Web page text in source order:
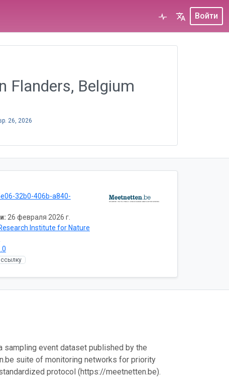
Войти
Flanders, Belgium
26, 2026
32b0-406b-a840-
26 февраля 2026 г.
Institute for Nature
sampling event dataset published by the
suite of monitoring networks for priority
protocol (https://meetnetten.be).